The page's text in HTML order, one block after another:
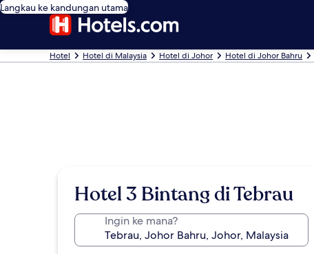
Langkau ke kandungan utama
Hotel Hotel di Malaysia Hotel di Johor Hotel di Johor Bahru
Hotel 3 Bintang di Tebrau
Ingin ke mana?